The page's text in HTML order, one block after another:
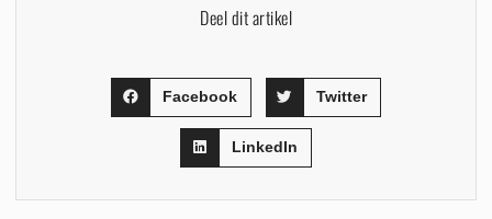
Deel dit artikel
Facebook Twitter
LinkedIn